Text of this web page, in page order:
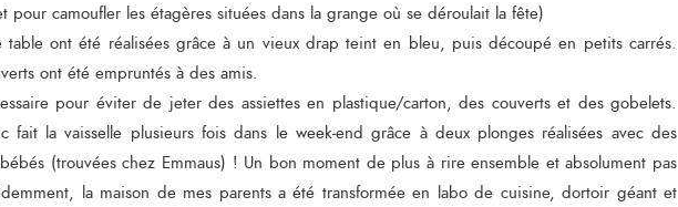
pour camoufler les étagères situées dans la grange où se déroulait la fête)
table ont été réalisées grâce à un vieux drap teint en bleu, puis découpé en petits carrés.
ont été empruntés à des amis.
pour éviter de jeter des assiettes en plastique/carton, des couverts et des gobelets.
fait la vaisselle plusieurs fois dans le week-end grâce à deux plonges réalisées avec des
(trouvées chez Emmaus) ! Un bon moment de plus à rire ensemble et absolument pas
la maison de mes parents a été transformée en labo de cuisine, dortoir géant et